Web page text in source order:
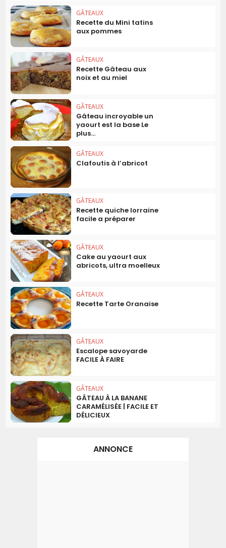
GÂTEAUX
Recette du Mini tatins
aux pommes
GÂTEAUX
Recette Gâteau aux
noix et au miel
GÂTEAUX
Gâteau incroyable un
yaourt est la base Le
plus...
GÂTEAUX
Clafoutis à l’abricot
GÂTEAUX
Recette quiche lorraine
facile a préparer
GÂTEAUX
Cake au yaourt aux
abricots, ultra moelleux
GÂTEAUX
Recette Tarte Oranaise
GÂTEAUX
Escalope savoyarde
FACILE À FAIRE
GÂTEAUX
GÂTEAU À LA BANANE
CARAMÉLISÉE | FACILE ET
DÉLICIEUX
ANNONCE